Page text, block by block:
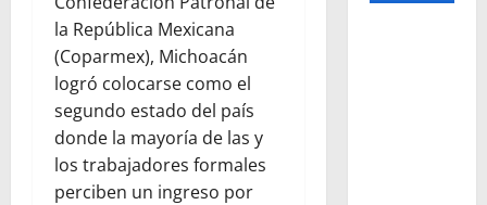
la República Mexicana
(Coparmex), Michoacán
logró colocarse como el
segundo estado del país
donde la mayoría de las y
los trabajadores formales
perciben un ingreso por